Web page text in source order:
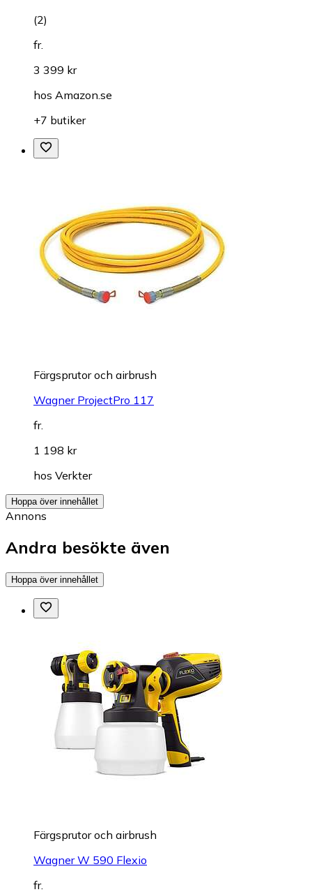
(2)
fr.
3 399 kr
hos Amazon.se
+7 butiker
Färgsprutor och airbrush
Wagner ProjectPro 117
fr.
1 198 kr
hos Verkter
Hoppa över innehållet
Annons
Andra besökte även
Hoppa över innehållet
Färgsprutor och airbrush
Wagner W 590 Flexio
fr.